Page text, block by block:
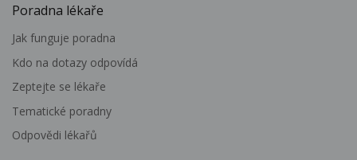
Poradna lékaře
Jak funguje poradna
Kdo na dotazy odpovídá
Zeptejte se lékaře
Tematické poradny
Odpovědi lékařů